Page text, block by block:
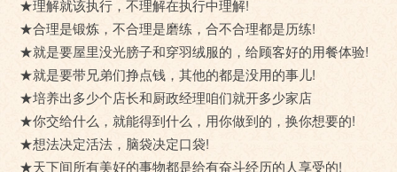
★理解就该执行，不理解在执行中理解!
★合理是锻炼，不合理是磨练，合不合理都是历练!
★就是要屋里没光膀子和穿羽绒服的，给顾客好的用餐体验!
★就是要带兄弟们挣点钱，其他的都是没用的事儿!
★培养出多少个店长和厨政经理咱们就开多少家店
★你交给什么，就能得到什么，用你做到的，换你想要的!
★想法决定活法，脑袋决定口袋!
★天下间所有美好的事物都是给有奋斗经历的人享受的!